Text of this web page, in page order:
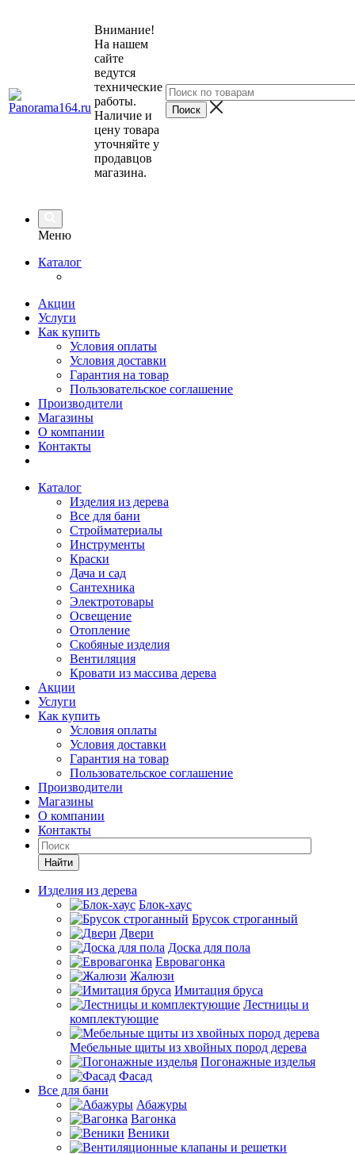
Внимание!
На нашем
сайте
ведутся
технические
работы.
Наличие и
цену товара
уточняйте у
продавцов
магазина.
Меню
Каталог
Акции
Услуги
Как купить
Условия оплаты
Условия доставки
Гарантия на товар
Пользовательское соглашение
Производители
Магазины
О компании
Контакты
Каталог
Изделия из дерева
Все для бани
Стройматериалы
Инструменты
Краски
Дача и сад
Сантехника
Электротовары
Освещение
Отопление
Скобяные изделия
Вентиляция
Кровати из массива дерева
Акции
Услуги
Как купить
Условия оплаты
Условия доставки
Гарантия на товар
Пользовательское соглашение
Производители
Магазины
О компании
Контакты
Найти
Изделия из дерева
Блок-хаус
Брусок строганный
Двери
Доска для пола
Евровагонка
Жалюзи
Имитация бруса
Лестницы и
комплектующие
Мебельные щиты из хвойных пород дерева
Погонажные изделья
Фасад
Все для бани
Абажуры
Вагонка
Веники